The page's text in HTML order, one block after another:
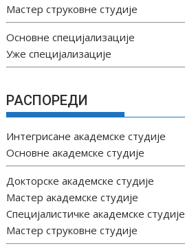
Мастер струковне студије
Основне специјализације
Уже специјализације
РАСПОРЕДИ
Интегрисане академске студије
Основне академске студије
Докторске академске студије
Мастер академске студије
Специјалистичке академске студије
Мастер струковне студије